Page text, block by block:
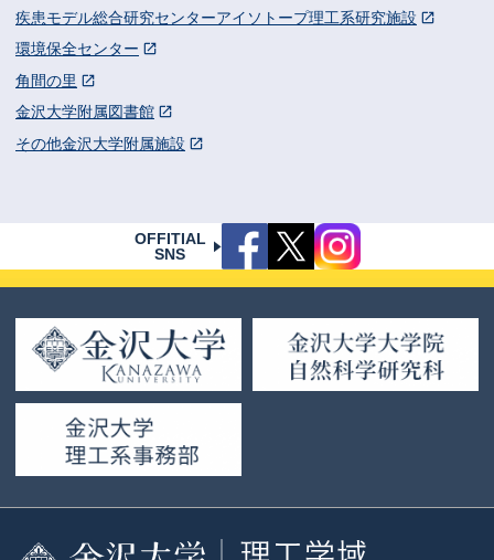
疾患モデル総合研究センターアイソトープ理工系研究施設
環境保全センター
角間の里
金沢大学附属図書館
その他金沢大学附属施設
OFFITIAL
SNS